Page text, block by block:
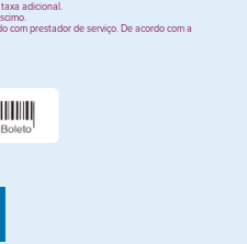
adicional.
com prestador de serviço. De acordo com a